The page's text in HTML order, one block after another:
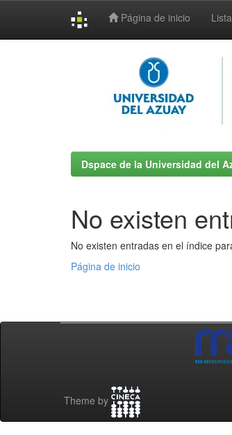
Página de inicio
Dspace de la Universidad del
No existen
No existen entradas en el índice
Página de inicio
Theme by